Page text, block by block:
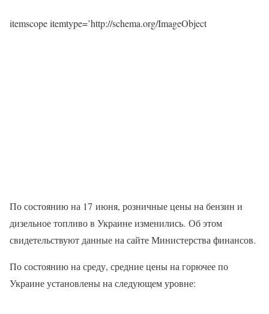
itemscope itemtype=’http://schema.org/ImageObject
По состоянию на 17 июня, розничные цены на бензин и
дизельное топливо в Украине изменились. Об этом
свидетельствуют данные на сайте Министерства финансов.
По состоянию на среду, средние цены на горючее по
Украине установлены на следующем уровне: